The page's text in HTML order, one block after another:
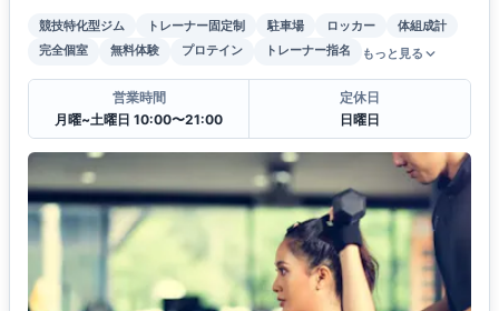
競技特化型ジム トレーナー固定制 駐車場 ロッカー
体組成計
完全個室
無料体験 プロテイン トレーナー指名 もっと見る
営業時間
月曜~土曜日 10:00〜21:00
定休日
日曜日